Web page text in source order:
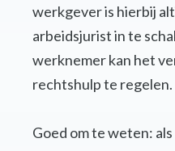
werkgever is hierbij
arbeidsjurist in te
werknemer kan het
rechtshulp te regelen.
Goed om te weten: